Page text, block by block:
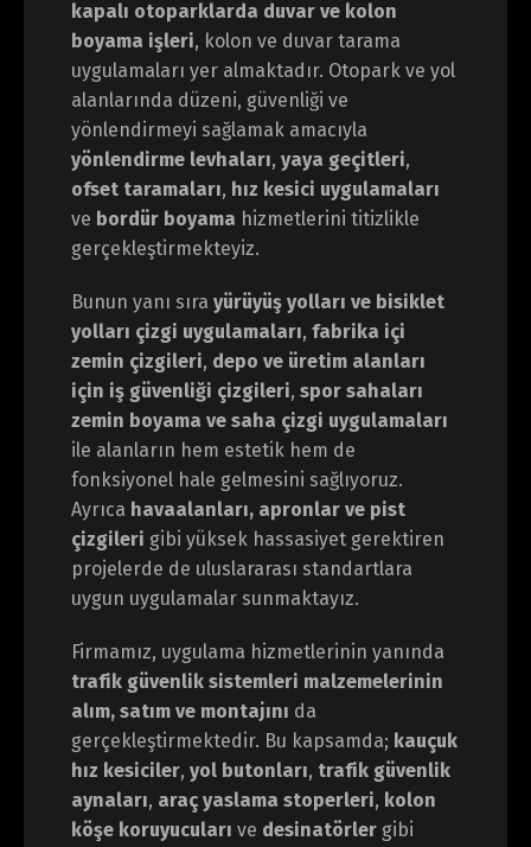
kapalı otoparklarda duvar ve kolon
boyama işleri, kolon ve duvar tarama
uygulamaları yer almaktadır. Otopark ve yol
alanlarında düzeni, güvenliği ve
yönlendirmeyi sağlamak amacıyla
yönlendirme levhaları, yaya geçitleri,
ofset taramaları, hız kesici uygulamaları
ve bordür boyama hizmetlerini titizlikle
gerçekleştirmekteyiz.
Bunun yanı sıra yürüyüş yolları ve bisiklet
yolları çizgi uygulamaları, fabrika içi
zemin çizgileri, depo ve üretim alanları
için iş güvenliği çizgileri, spor sahaları
zemin boyama ve saha çizgi uygulamaları
ile alanların hem estetik hem de
fonksiyonel hale gelmesini sağlıyoruz.
Ayrıca havaalanları, apronlar ve pist
çizgileri gibi yüksek hassasiyet gerektiren
projelerde de uluslararası standartlara
uygun uygulamalar sunmaktayız.
Firmamız, uygulama hizmetlerinin yanında
trafik güvenlik sistemleri malzemelerinin
alım, satım ve montajını da
gerçekleştirmektedir. Bu kapsamda; kauçuk
hız kesiciler, yol butonları, trafik güvenlik
aynaları, araç yaslama stoperleri, kolon
köşe koruyucuları ve desinatörler gibi